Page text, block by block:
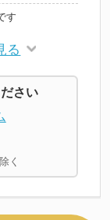
す
る
さい
く